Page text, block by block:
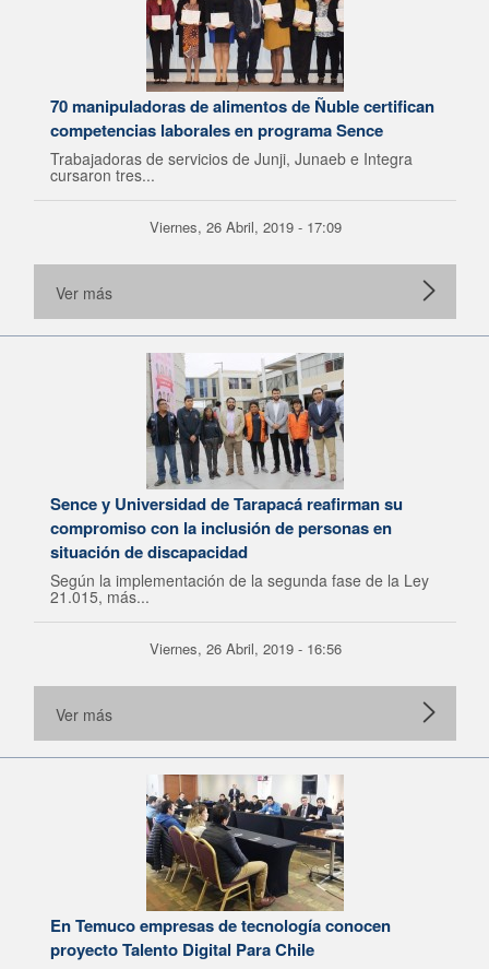
70 manipuladoras de alimentos de Ñuble certifican
competencias laborales en programa Sence
Trabajadoras de servicios de Junji, Junaeb e Integra
cursaron tres...
Viernes, 26 Abril, 2019 - 17:09
Ver más
Sence y Universidad de Tarapacá reafirman su
compromiso con la inclusión de personas en
situación de discapacidad
Según la implementación de la segunda fase de la Ley
21.015, más...
Viernes, 26 Abril, 2019 - 16:56
Ver más
En Temuco empresas de tecnología conocen
proyecto Talento Digital Para Chile